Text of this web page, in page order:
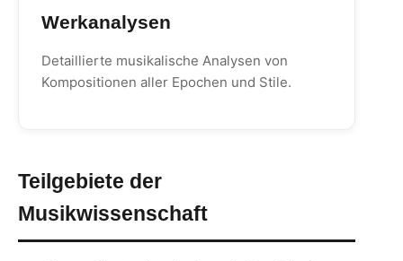
Werkanalysen
Detaillierte musikalische Analysen von
Kompositionen aller Epochen und Stile.
Teilgebiete der
Musikwissenschaft